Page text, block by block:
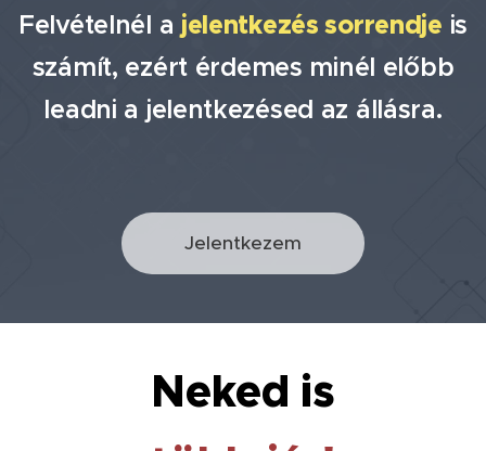
Felvételnél ajelentkezés sorrendje is
számít, ezért érdemes minél előbb
leadni a jelentkezésed az állásra.
Jelentkezem
Neked is